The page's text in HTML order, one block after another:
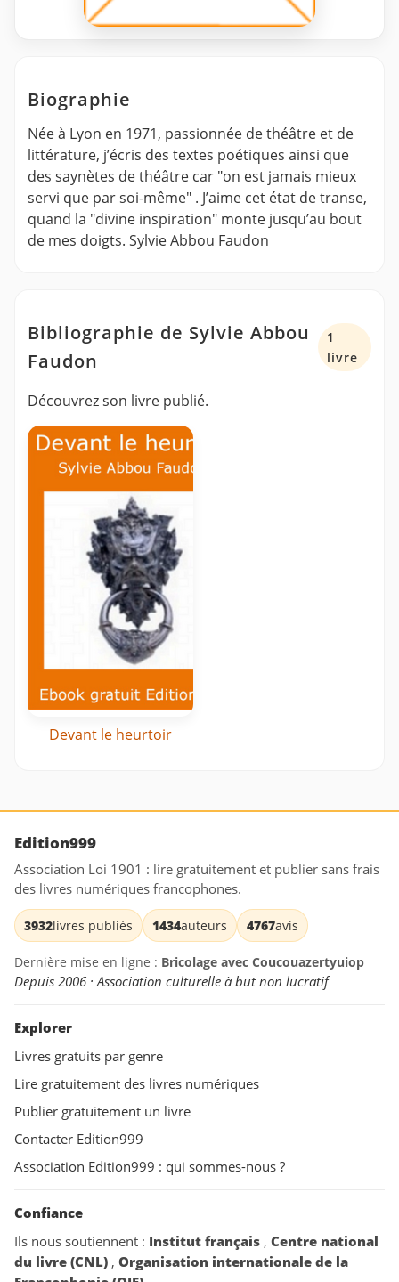
Biographie
Née à Lyon en 1971, passionnée de théâtre et de
littérature, j’écris des textes poétiques ainsi que
des saynètes de théâtre car "on est jamais mieux
servi que par soi-même" . J’aime cet état de transe,
quand la "divine inspiration" monte jusqu’au bout
de mes doigts. Sylvie Abbou Faudon
Bibliographie de Sylvie Abbou
Faudon
1
livre
Découvrez son livre publié.
Devant le heurtoir
Edition999
Association Loi 1901 : lire gratuitement et publier sans frais
des livres numériques francophones.
3932livres publiés 1434auteurs 4767avis
Dernière mise en ligne : Bricolage avec Coucouazertyuiop
Depuis 2006 · Association culturelle à but non lucratif
Explorer
Livres gratuits par genre
Lire gratuitement des livres numériques
Publier gratuitement un livre
Contacter Edition999
Association Edition999 : qui sommes-nous ?
Confiance
Ils nous soutiennent : Institut français , Centre national
du livre (CNL) , Organisation internationale de la